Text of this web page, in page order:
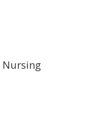
Nursing